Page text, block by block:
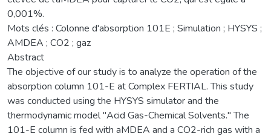
0,001%.
Mots clés : Colonne d'absorption 101E ; Simulation ; HYSYS ;
AMDEA ; CO2 ; gaz
Abstract
The objective of our study is to analyze the operation of the
absorption column 101-E at Complex FERTIAL. This study
was conducted using the HYSYS simulator and the
thermodynamic model "Acid Gas-Chemical Solvents." The
101-E column is fed with aMDEA and a CO2-rich gas with a